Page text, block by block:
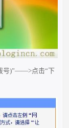
号)”——>点击“下